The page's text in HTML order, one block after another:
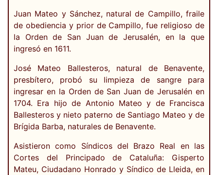
Juan Mateo y Sánchez, natural de Campillo, fraile
de obediencia y prior de Campillo, fue religioso de
la Orden de San Juan de Jerusalén, en la que
ingresó en 1611.
José Mateo Ballesteros, natural de Benavente,
presbítero, probó su limpieza de sangre para
ingresar en la Orden de San Juan de Jerusalén en
1704. Era hijo de Antonio Mateo y de Francisca
Ballesteros y nieto paterno de Santiago Mateo y de
Brígida Barba, naturales de Benavente.
Asistieron como Síndicos del Brazo Real en las
Cortes del Principado de Cataluña: Gisperto
Mateu, Ciudadano Honrado y Síndico de Lleida, en